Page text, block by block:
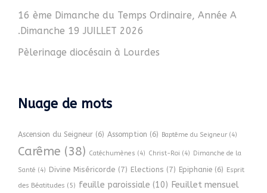
16 ème Dimanche du Temps Ordinaire, Année A
.Dimanche 19 JUILLET 2026
Pèlerinage diocésain à Lourdes
Nuage de mots
Ascension du Seigneur (6) Assomption (6) Baptême du Seigneur (4)
Carême (38) Catéchumènes (4) Christ-Roi (4) Dimanche de la
Santé (4) Divine Miséricorde (7) Elections (7) Epiphanie (6) Esprit
des Béatitudes (5) feuille paroissiale (10) Feuillet mensuel